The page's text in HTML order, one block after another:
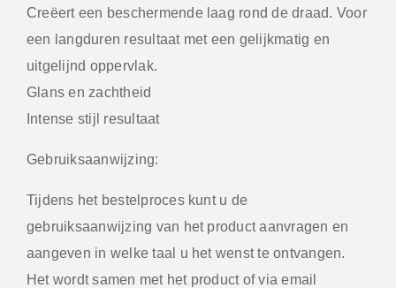
Creëert een beschermende laag rond de draad. Voor
een langduren resultaat met een gelijkmatig en
uitgelijnd oppervlak.
Glans en zachtheid
Intense stijl resultaat
Gebruiksaanwijzing:
Tijdens het bestelproces kunt u de
gebruiksaanwijzing van het product aanvragen en
aangeven in welke taal u het wenst te ontvangen.
Het wordt samen met het product of via email